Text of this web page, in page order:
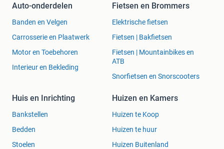
Auto-onderdelen
Banden en Velgen
Carrosserie en Plaatwerk
Motor en Toebehoren
Interieur en Bekleding
Fietsen en Brommers
Elektrische fietsen
Fietsen | Bakfietsen
Fietsen | Mountainbikes en
ATB
Snorfietsen en Snorscooters
Huis en Inrichting
Bankstellen
Bedden
Stoelen
Huizen en Kamers
Huizen te Koop
Huizen te huur
Huizen Buitenland